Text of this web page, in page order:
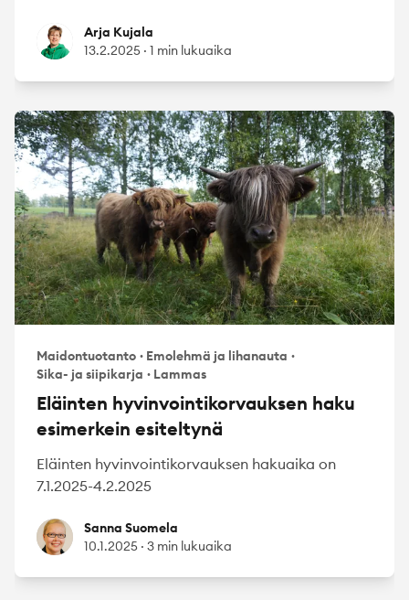
Arja KujalaArja Kujala
13.2.2025 · 1 min lukuaika
Maidontuotanto · Emolehmä ja lihanauta ·
Sika- ja siipikarja · Lammas
Eläinten hyvinvointikorvauksen haku
esimerkein esiteltynä
Eläinten hyvinvointikorvauksen hakuaika on
7.1.2025-4.2.2025
Sanna Suomela
Sanna Suomela
10.1.2025 · 3 min lukuaika